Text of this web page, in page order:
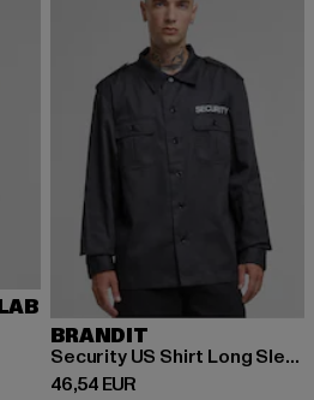
79,99 EUR
BRANDIT
Security US Shirt Long Sleeve
46,54 EUR
Derzeitiger Preis: 46,54 EUR